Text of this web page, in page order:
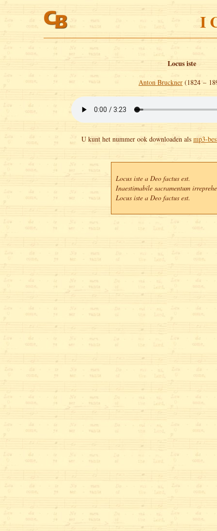
I
Locus iste
Anton Bruckner (1824 –
U kunt het nummer ook downloaden als mp3-
Locus iste a Deo factus est.
Inaestimabile sacramentum
Locus iste a Deo factus est.